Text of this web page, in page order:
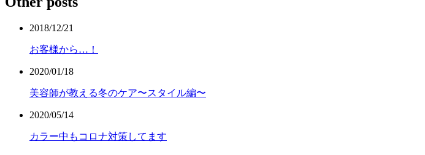
2018/12/21
お客様から…！
2020/01/18
美容師が教える冬のケア〜スタイル編〜
2020/05/14
カラー中もコロナ対策してます